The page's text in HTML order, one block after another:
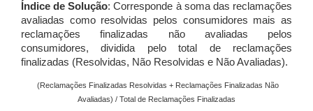
Índice de Solução: Corresponde à soma das reclamações
avaliadas como resolvidas pelos consumidores mais as
reclamações finalizadas não avaliadas pelos
consumidores, dividida pelo total de reclamações
finalizadas (Resolvidas, Não Resolvidas e Não Avaliadas).
(Reclamações Finalizadas Resolvidas + Reclamações Finalizadas Não
Avaliadas) / Total de Reclamações Finalizadas